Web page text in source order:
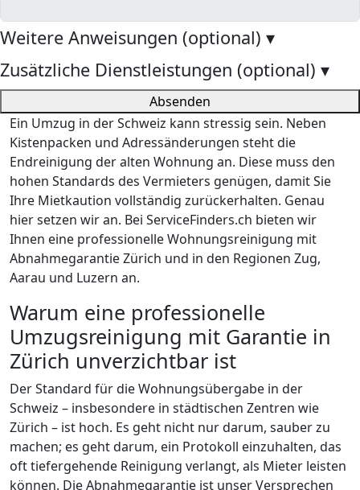
Weitere Anweisungen (optional) ▾
Zusätzliche Dienstleistungen (optional) ▾
Absenden
Ein Umzug in der Schweiz kann stressig sein. Neben
Kistenpacken und Adressänderungen steht die
Endreinigung der alten Wohnung an. Diese muss den
hohen Standards des Vermieters genügen, damit Sie
Ihre Mietkaution vollständig zurückerhalten. Genau
hier setzen wir an. Bei ServiceFinders.ch bieten wir
Ihnen eine professionelle Wohnungsreinigung mit
Abnahmegarantie Zürich und in den Regionen Zug,
Aarau und Luzern an.
Warum eine professionelle
Umzugsreinigung mit Garantie in
Zürich unverzichtbar ist
Der Standard für die Wohnungsübergabe in der
Schweiz – insbesondere in städtischen Zentren wie
Zürich – ist hoch. Es geht nicht nur darum, sauber zu
machen; es geht darum, ein Protokoll einzuhalten, das
oft tiefergehende Reinigung verlangt, als Mieter leisten
können. Die Abnahmegarantie ist unser Versprechen